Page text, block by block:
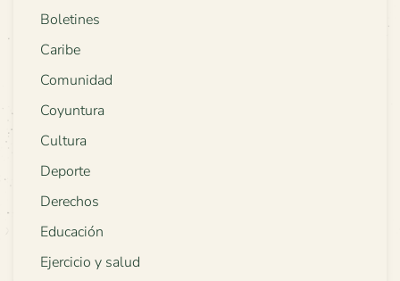
Boletines
Caribe
Comunidad
Coyuntura
Cultura
Deporte
Derechos
Educación
Ejercicio y salud